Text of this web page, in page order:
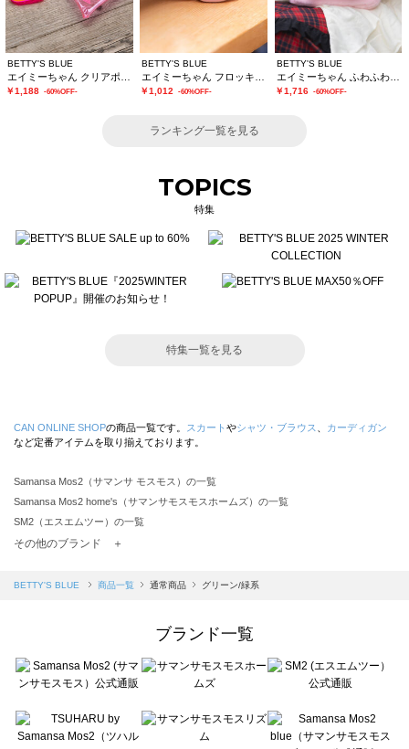
BETTY'S BLUE
￥1,188 -60%OFF-
BETTY'S BLUE
￥1,012 -60%OFF-
BETTY'S BLUE
エイミーちゃん ふわふわショルダーバッグ
￥1,716 -60%OFF-
ランキング一覧を見る
TOPICS
特集
特集一覧を見る
CAN ONLINE SHOPの商品一覧です。 スカート やシャツ・ブラウス
カーディガン
など定番アイテムを取り揃えております。
Samansa Mos2（サマンサ モスモス）の一覧
Samansa Mos2 home's（サマンサモスモスホームズ）の一覧
SM2（エスエムツー）の一覧
TSUHARU by Samansa Mos2（ツハルバイサマンサモスモス）の一覧
Samansa Mos2 blue（サマンサモスモス ブルー）の一覧
Te chichi（テチチ）の一覧
Te chichi CLASSIC（テチチ クラシック）の一覧
Lugnoncure（ルノンキュール）の一覧
BETTY'S BLUE（べティーズブルー）の一覧
その他のブランド ＋
BETTY'S BLUE 商品一覧 通常商品 グリーン/緑系
ブランド一覧